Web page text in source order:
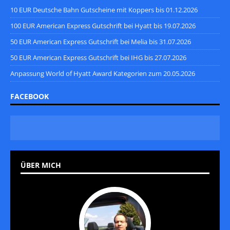
10 EUR Deutsche Bahn Gutscheine mit Koppers bis 01.12.2026
100 EUR American Express Gutschrift bei Hyatt bis 19.07.2026
50 EUR American Express Gutschrift bei Melia bis 31.07.2026
50 EUR American Express Gutschrift bei IHG bis 27.07.2026
Anpassung World of Hyatt Award Kategorien zum 20.05.2026
FACEBOOK
ÜBER MICH